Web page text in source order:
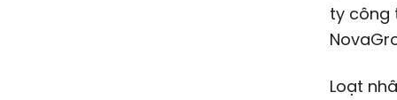
ty công
Loạt